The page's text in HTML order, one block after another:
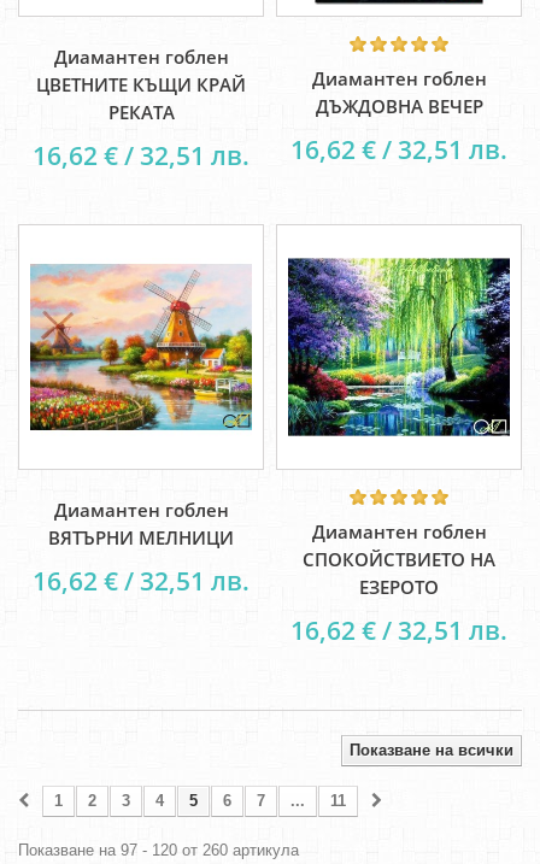
Диамантен гоблен
ЦВЕТНИТЕ КЪЩИ КРАЙ
РЕКАТА
16,62 € / 32,51 лв.
Диамантен гоблен
ДЪЖДОВНА ВЕЧЕР
16,62 € / 32,51 лв.
Диамантен гоблен
ВЯТЪРНИ МЕЛНИЦИ
16,62 € / 32,51 лв.
Диамантен гоблен
СПОКОЙСТВИЕТО НА
ЕЗЕРОТО
16,62 € / 32,51 лв.
Показване на всички
1 2 3 4 5 6 7 ... 11
Показване на 97 - 120 от 260 артикула